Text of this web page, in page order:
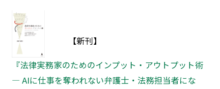
【新刊】
『法律実務家のためのインプット・アウトプット術
― AIに仕事を奪われない弁護士・法務担当者にな